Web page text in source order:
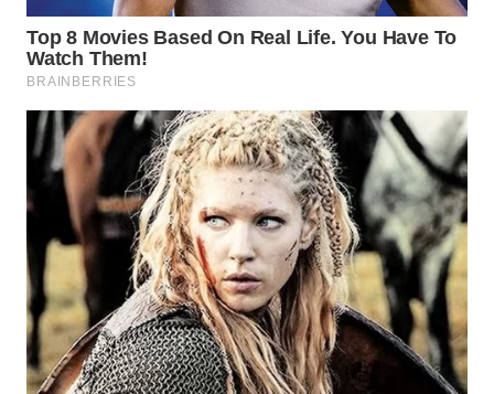
WN
NATUNA
WN
BINTAN
WN
MANDALIKA
WN
LIKUPANG
WN
LABUANBAJO